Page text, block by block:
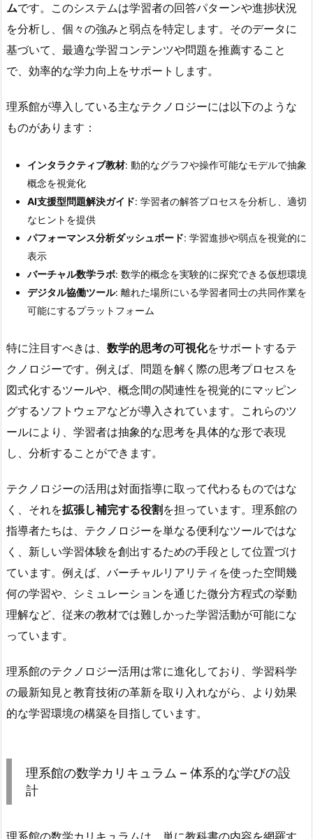
ムです。このシステムは学習者の回答パターンや進捗状況
を分析し、個々の強みと弱点を特定します。そのデータに
基づいて、最適な学習コンテンツや問題を推薦すること
で、効率的な学力向上をサポートします。
理系館が導入している主なテクノロジーには以下のような
ものがあります：
インタラクティブ教材: 動的なグラフや操作可能なモデルで抽象
概念を視覚化
AI支援型問題解決ガイド: 学習者の解答プロセスを分析し、適切
なヒントを提供
パフォーマンス分析ダッシュボード: 学習進捗や弱点を視覚的に
表示
バーチャル数学ラボ: 数学的概念を実験的に探究できる仮想環境
デジタル協働ツール: 離れた場所にいる学習者同士の共同作業を
可能にするプラットフォーム
特に注目すべきは、 数学的思考の可視化をサポートするテ
クノロジーです。例えば、問題を解く際の思考プロセスを
図式化するツールや、概念間の関連性を視覚的にマッピン
グするソフトウェアなどが導入されています。これらのツ
ールにより、学習者は抽象的な思考を具体的な形で表現
し、分析することができます。
テクノロジーの活用は対面指導に取って代わるものではな
く、それを拡張し補完する役割 を担っています。理系館の
指導者たちは、テクノロジーを単なる便利なツールではな
く、新しい学習体験を創出するための手段として位置づけ
ています。例えば、バーチャルリアリティを使った空間幾
何の学習や、シミュレーションを通じた微分方程式の挙動
理解など、従来の教材では難しかった学習活動が可能にな
っています。
理系館のテクノロジー活用は常に進化しており、学習科学
の最新知見と教育技術の革新を取り入れながら、より効果
的な学習環境の構築を目指しています。
理系館の数学カリキュラム – 体系的な学びの設
計
理系館の数学カリキュラムは、単に教科書の内容を網羅す